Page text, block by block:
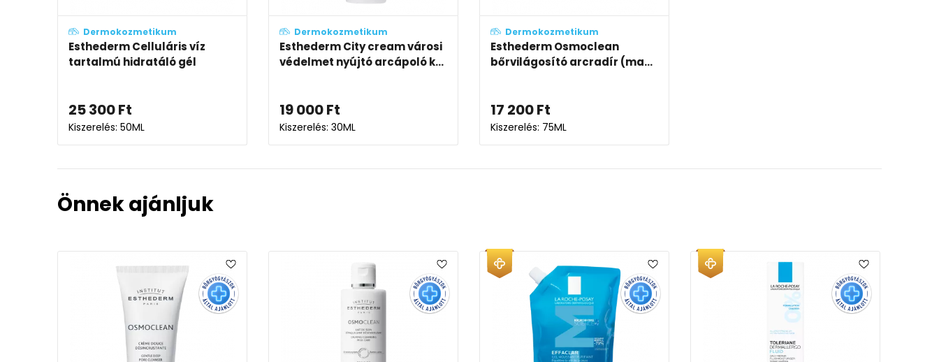
Dermokozmetikum
Esthederm Celluláris víz
tartalmú hidratáló gél
25 300Ft
Kiszerelés: 50ML
Dermokozmetikum
Esthederm City cream városi
védelmet nyújtó arcápoló k...
19 000Ft
Kiszerelés: 30ML
Dermokozmetikum
Esthederm Osmoclean
bőrvilágosító arcradír (ma...
17 200Ft
Kiszerelés: 75ML
Önnek ajánljuk